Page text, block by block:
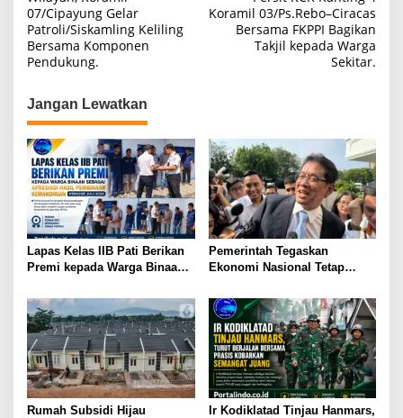
v
i
g
a
s
i
p
o
s
07/Cipayung Gelar
Patroli/Siskamling Keliling
Bersama Komponen
Pendukung.
Koramil 03/Ps.Rebo–Ciracas
Bersama FKPPI Bagikan
Takjil kepada Warga
Sekitar.
Jangan Lewatkan
Lapas Kelas IIB Pati Berikan
Premi kepada Warga Binaan
Pembinaan Kemandirian
Periode Juli 2026
Pemerintah Tegaskan
Ekonomi Nasional Tetap
RI
Rumah Subsidi Hijau
Ir Kodiklatad Tinjau Hanmars,